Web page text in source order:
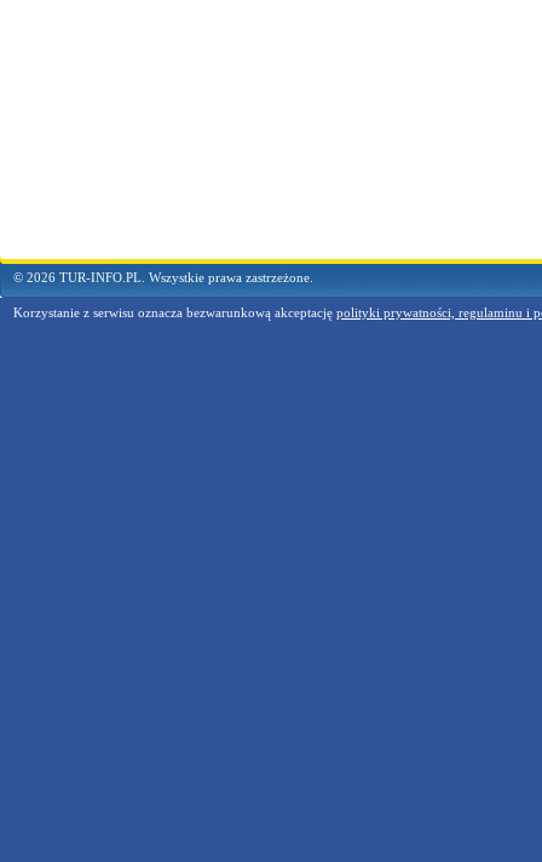
© 2026 TUR-INFO.PL. Wszystkie prawa zastrzeżone.
Korzystanie z serwisu oznacza bezwarunkową akceptację polityki prywatności, regulaminu i